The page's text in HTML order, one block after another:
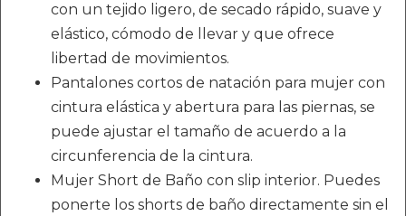
con un tejido ligero, de secado rápido, suave y
elástico, cómodo de llevar y que ofrece
libertad de movimientos.
Pantalones cortos de natación para mujer con
cintura elástica y abertura para las piernas, se
puede ajustar el tamaño de acuerdo a la
circunferencia de la cintura.
Mujer Short de Baño con slip interior. Puedes
ponerte los shorts de baño directamente sin el